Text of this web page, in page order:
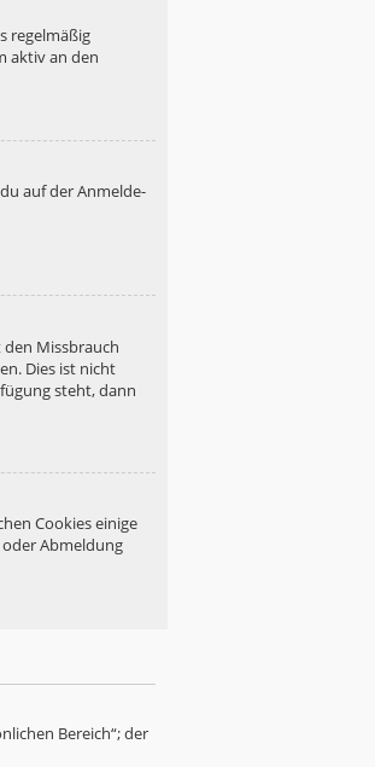
regelmäßig
aktiv an den
auf der Anmelde-
Missbrauch
Dies ist nicht
steht, dann
Cookies einige
Abmeldung
Bereich“; der